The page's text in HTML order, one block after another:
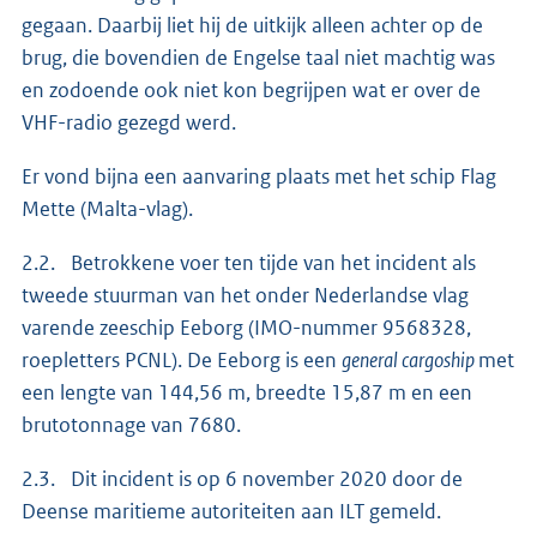
gegaan. Daarbij liet hij de uitkijk alleen achter op de
brug, die bovendien de Engelse taal niet machtig was
en zodoende ook niet kon begrijpen wat er over de
VHF-radio gezegd werd.
Er vond bijna een aanvaring plaats met het schip Flag
Mette (Malta-vlag).
2.2. Betrokkene voer ten tijde van het incident als
tweede stuurman van het onder Nederlandse vlag
varende zeeschip Eeborg (IMO-nummer 9568328,
roepletters PCNL). De Eeborg is een general cargoshipmet
een lengte van 144,56 m, breedte 15,87 m en een
brutotonnage van 7680.
2.3. Dit incident is op 6 november 2020 door de
Deense maritieme autoriteiten aan ILT gemeld.